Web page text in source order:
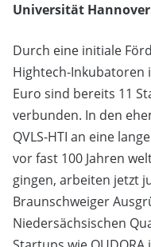
Universität
Durch eine initiale
Hightech-Inkubatoren
Euro sind bereits 11
verbunden. In den
QVLS-HTI an eine
vor fast 100 Jahren
gingen, arbeiten jetzt
Braunschweiger
Niedersächsischen